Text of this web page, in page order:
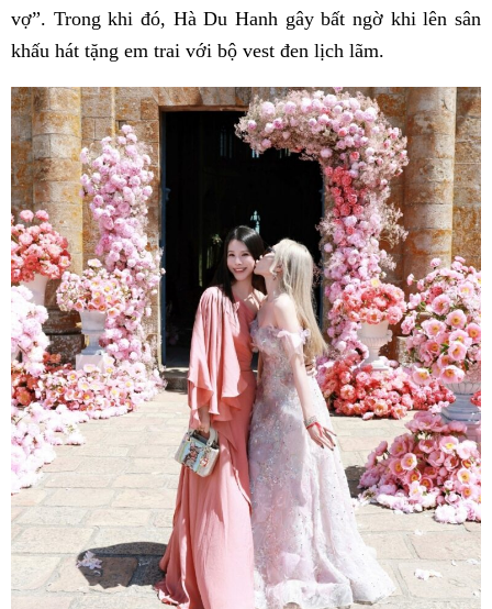
vợ”. Trong khi đó, Hà Du Hanh gây bất ngờ khi lên sân
khấu hát tặng em trai với bộ vest đen lịch lãm.